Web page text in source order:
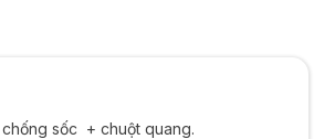
sốc + chuột quang.